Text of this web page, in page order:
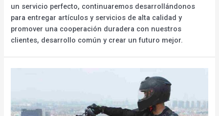
un servicio perfecto, continuaremos desarrollándonos
para entregar artículos y servicios de alta calidad y
promover una cooperación duradera con nuestros
clientes, desarrollo común y crear un futuro mejor.